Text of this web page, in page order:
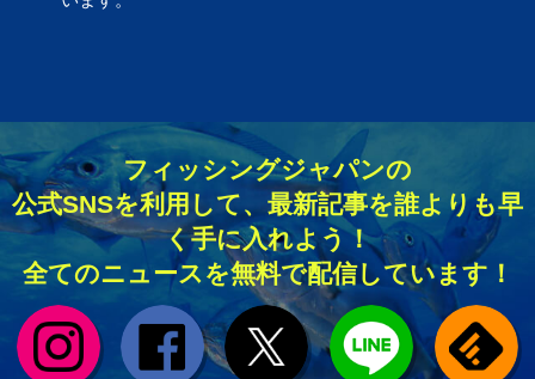
フィッシングジャパンの
公式SNSを利用して、最新記事を誰よりも早
く手に入れよう！
全てのニュースを無料で配信しています！